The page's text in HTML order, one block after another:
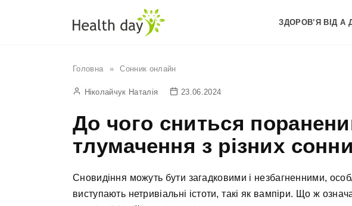
ЗДОРОВ’Я ВІД А
Головна » Сонник онлайн
Ніколайчук Наталія 23.06.2024
До чого сниться
тлумачення з різних
Сновидіння можуть бути загадковими і незбагненними,
виступають нетривіальні істоти, такі як вампіри. Що ж